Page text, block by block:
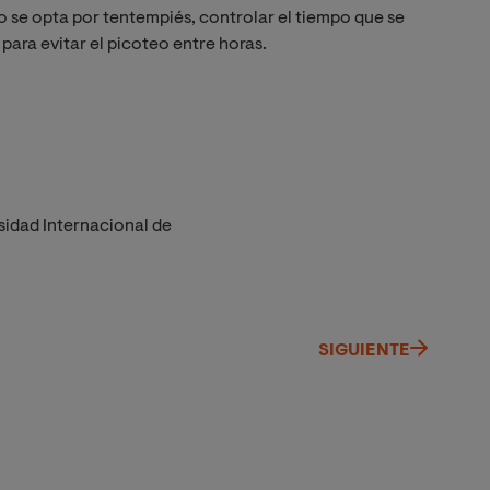
se opta por tentempiés, controlar el tiempo que se
evitar el picoteo entre horas.
Internacional de
SIGUIENTE